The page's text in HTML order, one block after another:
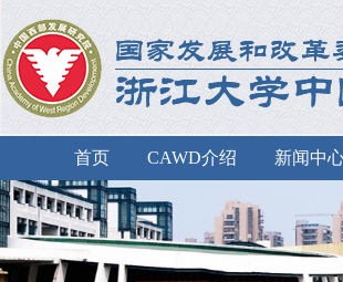
首页 CAWD介绍 新闻中